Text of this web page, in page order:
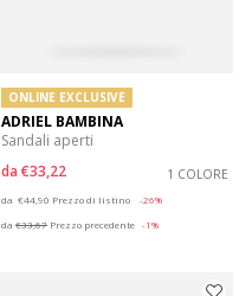
ONLINE EXCLUSIVE
ADRIEL BAMBINA
Sandali aperti
da €33,22 1 COLORE
da €44,90 Prezzo di listino
-26%
da €33,67 Prezzo precedente -1%